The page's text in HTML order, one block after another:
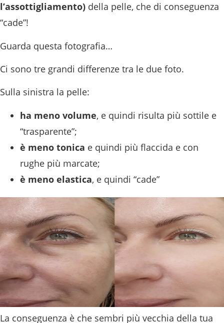
l’assottigliamento) della pelle, che di conseguenza
“cade”!
Guarda questa fotografia…
Ci sono tre grandi differenze tra le due foto.
Sulla sinistra la pelle:
ha meno volume, e quindi risulta più sottile e
“trasparente”;
è meno tonica e quindi più flaccida e con
rughe più marcate;
è meno elastica, e quindi “cade”
La conseguenza è che sembri più vecchia della tua